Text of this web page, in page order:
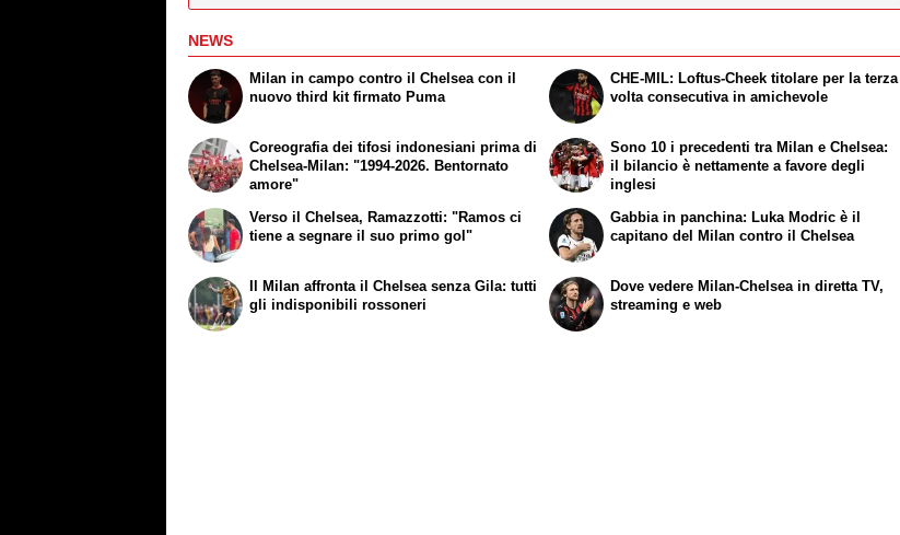
NEWS
Milan in campo contro il Chelsea con il
nuovo third kit firmato Puma
Coreografia dei tifosi indonesiani prima di
Chelsea-Milan: "1994-2026. Bentornato
amore"
CHE-MIL: Loftus-Cheek titolare per la terza
volta consecutiva in amichevole
Sono 10 i precedenti tra Milan e Chelsea:
il bilancio è nettamente a favore degli
inglesi
Verso il Chelsea, Ramazzotti: "Ramos ci
tiene a segnare il suo primo gol"
Il Milan affronta il Chelsea senza Gila: tutti
gli indisponibili rossoneri
Gabbia in panchina: Luka Modric è il
capitano del Milan contro il Chelsea
Dove vedere Milan-Chelsea in diretta TV,
streaming e web